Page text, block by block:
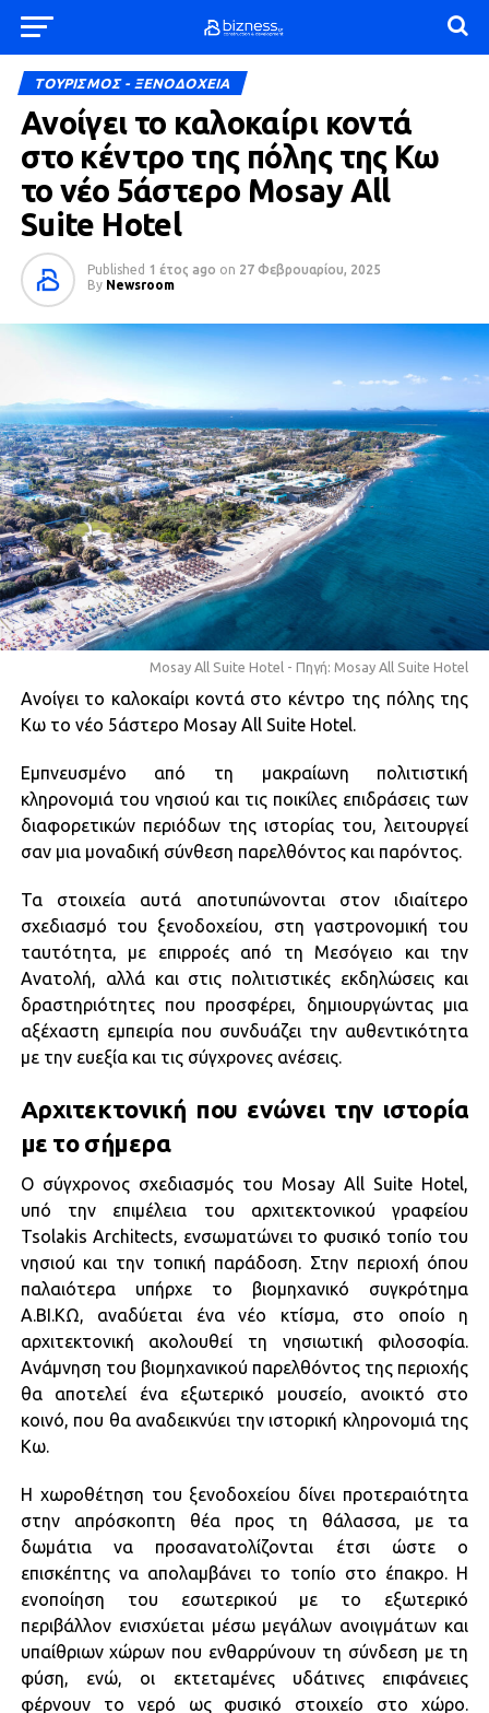
ΤΟΥΡΙΣΜΟΣ - ΞΕΝΟΔΟΧΕΙΑ
Ανοίγει το καλοκαίρι κοντά
στο κέντρο της πόλης της Κω
το νέο 5άστερο Mosay All
Suite Hotel
Published 1 έτος ago on 27 Φεβρουαρίου, 2025
By Newsroom
Mosay All Suite Hotel - Πηγή: Mosay All Suite Hotel
Ανοίγει το καλοκαίρι κοντά στο κέντρο της πόλης της
Κω το νέο 5άστερο Mosay All Suite Hotel.
Εμπνευσμένο από τη μακραίωνη πολιτιστική
κληρονομιά του νησιού και τις ποικίλες επιδράσεις των
διαφορετικών περιόδων της ιστορίας του, λειτουργεί
σαν μια μοναδική σύνθεση παρελθόντος και παρόντος.
Τα στοιχεία αυτά αποτυπώνονται στον ιδιαίτερο
σχεδιασμό του ξενοδοχείου, στη γαστρονομική του
ταυτότητα, με επιρροές από τη Μεσόγειο και την
Ανατολή, αλλά και στις πολιτιστικές εκδηλώσεις και
δραστηριότητες που προσφέρει, δημιουργώντας μια
αξέχαστη εμπειρία που συνδυάζει την αυθεντικότητα
με την ευεξία και τις σύγχρονες ανέσεις.
Αρχιτεκτονική που ενώνει την ιστορία
με το σήμερα
Ο σύγχρονος σχεδιασμός του Mosay All Suite Hotel,
υπό την επιμέλεια του αρχιτεκτονικού γραφείου
Tsolakis Architects, ενσωματώνει το φυσικό τοπίο του
νησιού και την τοπική παράδοση. Στην περιοχή όπου
παλαιότερα υπήρχε το βιομηχανικό συγκρότημα
Α.ΒΙ.ΚΩ, αναδύεται ένα νέο κτίσμα, στο οποίο η
αρχιτεκτονική ακολουθεί τη νησιωτική φιλοσοφία.
Ανάμνηση του βιομηχανικού παρελθόντος της περιοχής
θα αποτελεί ένα εξωτερικό μουσείο, ανοικτό στο
κοινό, που θα αναδεικνύει την ιστορική κληρονομιά της
Κω.
Η χωροθέτηση του ξενοδοχείου δίνει προτεραιότητα
στην απρόσκοπτη θέα προς τη θάλασσα, με τα
δωμάτια να προσανατολίζονται έτσι ώστε ο
επισκέπτης να απολαμβάνει το τοπίο στο έπακρο. Η
ενοποίηση του εσωτερικού με το εξωτερικό
περιβάλλον ενισχύεται μέσω μεγάλων ανοιγμάτων και
υπαίθριων χώρων που ενθαρρύνουν τη σύνδεση με τη
φύση, ενώ, οι εκτεταμένες υδάτινες επιφάνειες
φέρνουν το νερό ως φυσικό στοιχείο στο χώρο.